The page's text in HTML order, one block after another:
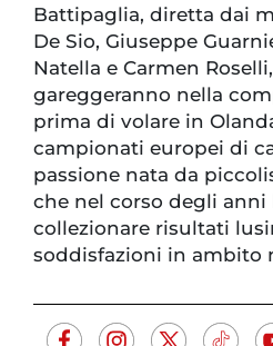
Battipaglia, diretta dai
De Sio, Giuseppe
Natella e Carmen
gareggeranno nella
prima di volare in
campionati europei di
passione nata da
che nel corso degli anni
collezionare risultati
soddisfazioni in ambito